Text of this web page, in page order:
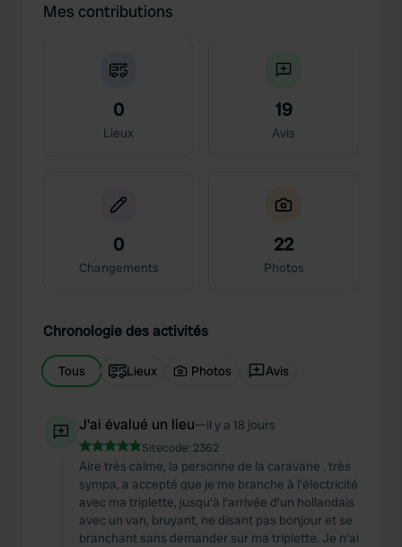
Mes contributions
0
Lieux
19
Avis
0
Changements
22
Photos
Chronologie des activités
Tous Lieux Photos Avis
J'ai évalué un lieu—il y a 18 jours
Sitecode: 2362
Aire très calme, la personne de la caravane . très
sympa, a accepté que je me branche à l'électricité
avec ma triplette, jusqu'à l'arrivée d'un hollandais
avec un van, bruyant, ne disant pas bonjour et se
branchant sans demander sur ma triplette. Je n'ai